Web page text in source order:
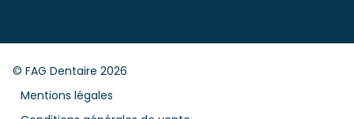
© FAG Dentaire 2026
Mentions légales